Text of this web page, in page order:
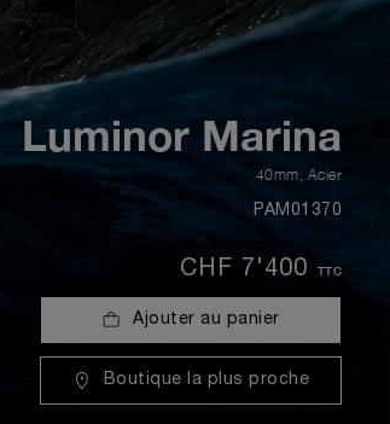
Luminor Marina
40mm Acier
PAM01370
CHF 7'400 TTC
Ajouter au panier
Boutique la plus proche